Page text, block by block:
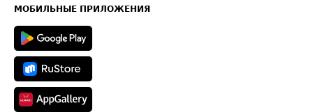
Техническая информация
МОБИЛЬНЫЕ ПРИЛОЖЕНИЯ